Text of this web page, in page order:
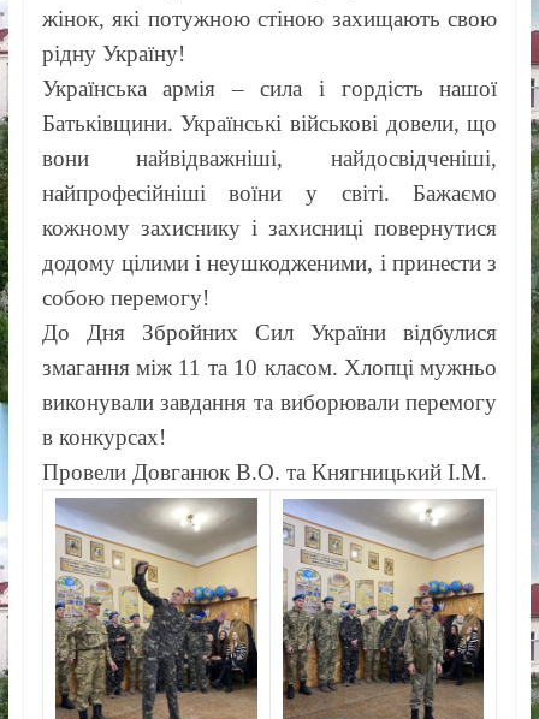
жінок, які потужною стіною захищають свою
рідну Україну!
Українська армія – сила і гордість нашої
Батьківщини. Українські військові довели, що
вони найвідважніші, найдосвідченіші,
найпрофесійніші воїни у світі. Бажаємо
кожному захиснику і захисниці повернутися
додому цілими і неушкодженими, і принести з
собою перемогу!
До Дня Збройних Сил України відбулися
змагання між 11 та 10 класом. Хлопці мужньо
виконували завдання та виборювали перемогу
в конкурсах!
Провели Довганюк В.О. та Княгницький І.М.